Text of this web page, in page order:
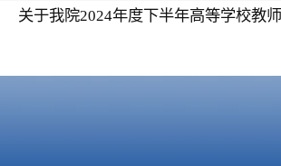
关于我院2024年度下半年高等学校教